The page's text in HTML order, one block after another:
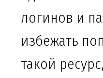
логинов и
избежать
такой